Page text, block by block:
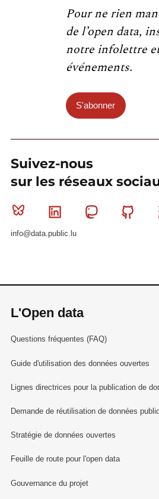
Pour ne rien
de l’open data,
notre infolettre
événements.
S'abonner
Suivez-nous
sur les réseaux
Bluesky Linkedin Mastodon
info@data.public.lu
L'Open data
Questions fréquentes (FAQ)
Guide d'utilisation des données ouvertes
Lignes directrices pour la publication de
Demande de réutilisation de données
Stratégie de données ouvertes
Feuille de route pour l'open data
Gouvernance du projet